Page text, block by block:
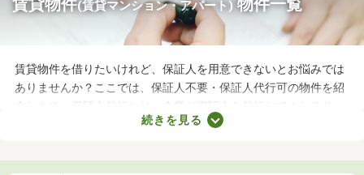
賃貸物件(賃貸マンション・アパート) 物件一覧
賃貸物件を借りたいけれど、保証人を用意できないとお悩みでは
ありませんか？ここでは、保証人不要・保証人代行可の物件を紹
介します。保証人代行とは、企業が保証人を代行してくれるサー
ビスです。保証人を用意できなくてもお部屋を借りられるので、
た生活を送りましょう。
続きを見る